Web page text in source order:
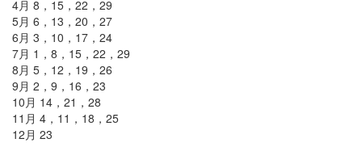
4月 8，15，22，29
5月 6，13，20，27
6月 3，10，17，24
7月 1，8，15，22，29
8月 5，12，19，26
9月 2，9，16，23
10月 14，21，28
11月 4，11，18，25
12月 23